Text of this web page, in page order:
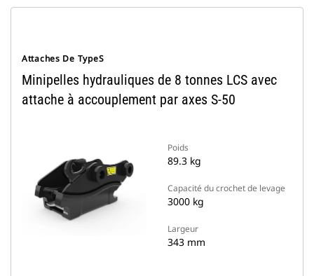
Attaches De TypeS
Minipelles hydrauliques de 8 tonnes LCS avec
attache à accouplement par axes S-50
Poids
89.3 kg
Capacité du crochet de levage
3000 kg
Largeur
343 mm